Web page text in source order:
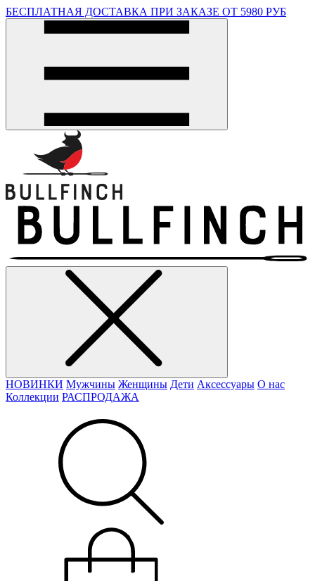
БЕСПЛАТНАЯ ДОСТАВКА ПРИ ЗАКАЗЕ ОТ 5980 РУБ
НОВИНКИ Мужчины Женщины Дети Аксессуары О нас
Коллекции РАСПРОДАЖА